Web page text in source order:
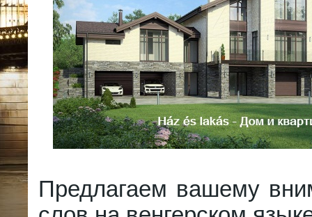
Предлагаем вашему